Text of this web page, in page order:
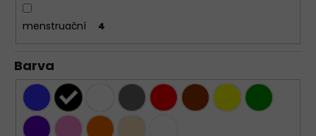
menstruační 4
Barva